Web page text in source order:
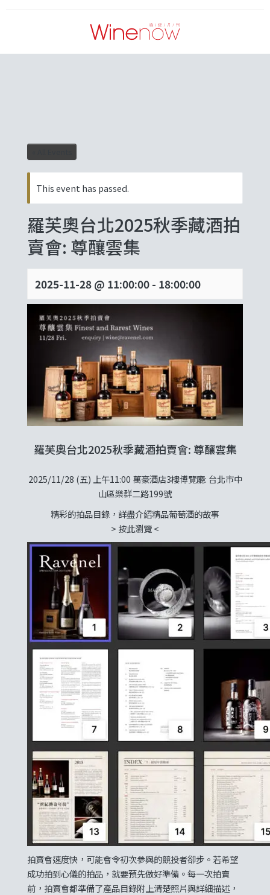
This event has passed.
羅芙奧台北2025秋季藏酒拍
賣會: 尊釀雲集
2025-11-28 @ 11:00:00 - 18:00:00
羅芙奧台北2025秋季藏酒拍賣會: 尊釀雲集
2025/11/28 (五) 上午11:00 萬豪酒店3樓博覽廳: 台北市中
山區樂群二路199號
精彩的拍品目錄，詳盡介紹精品葡萄酒的故事
> 按此瀏覽<
拍賣會速度快，可能會令初次參與的競投者卻步。若希望
成功拍到心儀的拍品，就要預先做好準備。每一次拍賣
前，拍賣會都準備了產品目錄附上清楚照片與詳細描述，